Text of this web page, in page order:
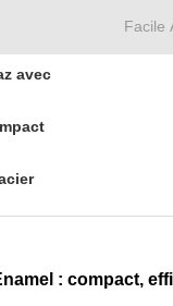
Facile
avec
: compact,